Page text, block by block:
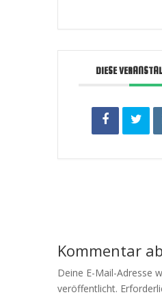
DIESE
Kommentar
Deine E-Mail-Adresse
veröffentlicht.